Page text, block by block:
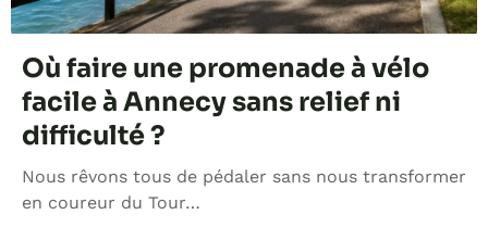
Où faire une promenade à vélo
facile à Annecy sans relief ni
difficulté ?
Nous rêvons tous de pédaler sans nous transformer
en coureur du Tour…